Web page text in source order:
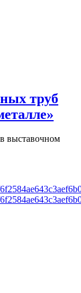
труб
выставочном